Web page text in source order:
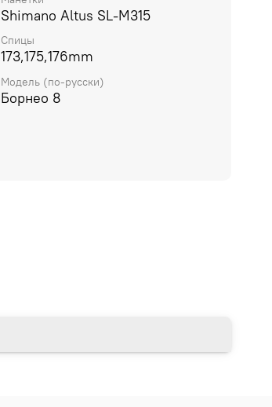
Shimano Altus SL-M315
Спицы
173,175,176mm
Модель (по-русски)
Борнео 8